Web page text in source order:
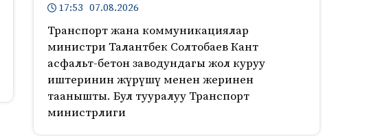
17:53 07.08.2026
Транспорт жана коммуникациялар
министри Талантбек Солтобаев Кант
асфальт-бетон заводундагы жол куруу
иштеринин жүрүшү менен жеринен
таанышты. Бул тууралуу Транспорт
министрлиги